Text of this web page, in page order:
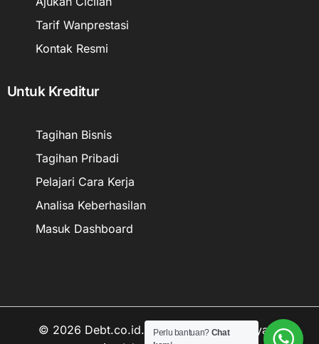
Tarif Wanprestasi
Kontak Resmi
Untuk Kreditur
Tagihan Bisnis
Tagihan Pribadi
Pelajari Cara Kerja
Analisa Keberhasilan
Masuk Dashboard
© 2026 Debt.co.id. Hak cipta data kekayaan
Perlu bantuan? Chat